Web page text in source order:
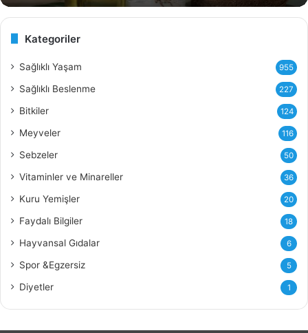
e
Kategoriler
Sağlıklı Yaşam 955
Sağlıklı Beslenme 227
Bitkiler 124
Meyveler 116
Sebzeler 50
Vitaminler ve Minareller 36
Kuru Yemişler 20
Faydalı Bilgiler 18
Hayvansal Gıdalar 6
Spor &Egzersiz 5
Diyetler 1